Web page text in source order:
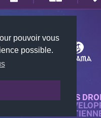
pouvoir vous
possible.
KTARENA. TOUS
ENTIÈREMENT
IMAGES